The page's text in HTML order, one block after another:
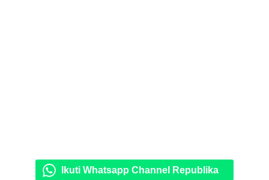
Ikuti Whatsapp Channel Republika